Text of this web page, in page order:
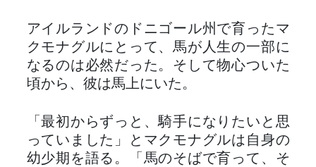
アイルランドのドニゴール州で育ったマ
クモナグルにとって、馬が人生の一部に
なるのは必然だった。そして物心ついた
頃から、彼は馬上にいた。
「最初からずっと、騎手になりたいと思
っていました」とマクモナグルは自身の
幼少期を語る。「馬のそばで育って、そ